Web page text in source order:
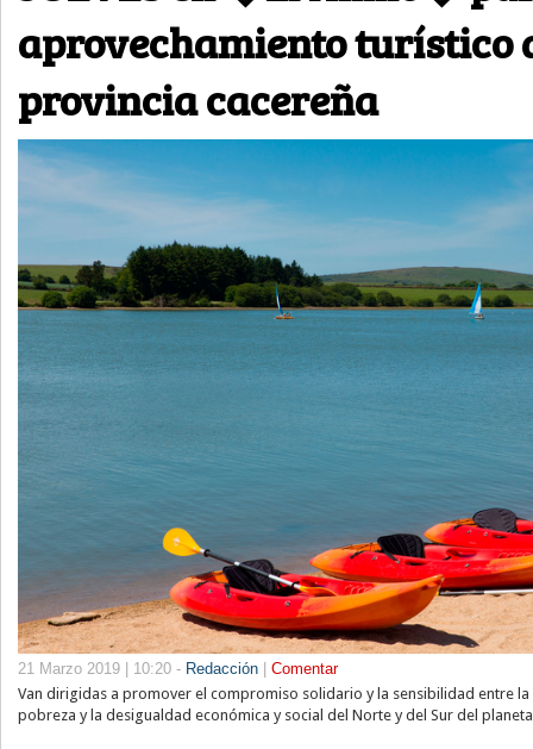
aprovechamiento turístico
provincia cacereña
21 Marzo 2019 | 10:20 - Redacción
Comentar
Van dirigidas a promover el compromiso solidario y la sensibilidad entre
pobreza y la desigualdad económica y social del Norte y del Sur del